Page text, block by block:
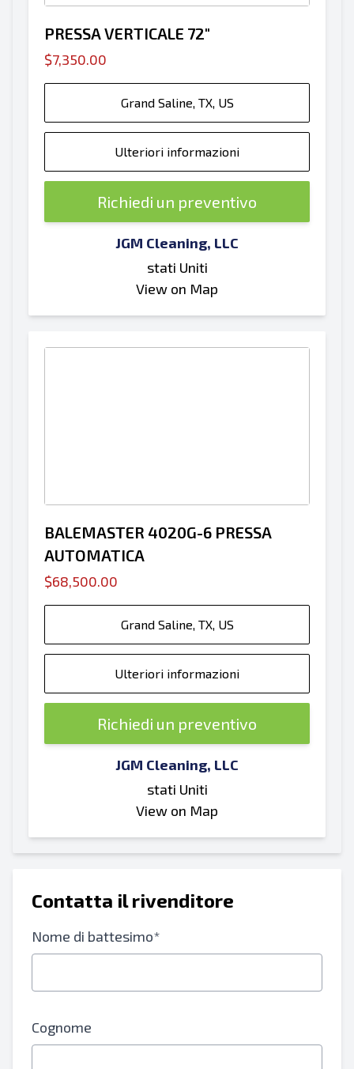
PRESSA VERTICALE 72"
$7,350.00
Grand Saline, TX, US
Ulteriori informazioni
Richiedi un preventivo
JGM Cleaning, LLC
stati Uniti
View on Map
BALEMASTER 4020G-6 PRESSA
AUTOMATICA
$68,500.00
Grand Saline, TX, US
Ulteriori informazioni
Richiedi un preventivo
JGM Cleaning, LLC
stati Uniti
View on Map
Contatta il rivenditore
Nome di battesimo*
Cognome